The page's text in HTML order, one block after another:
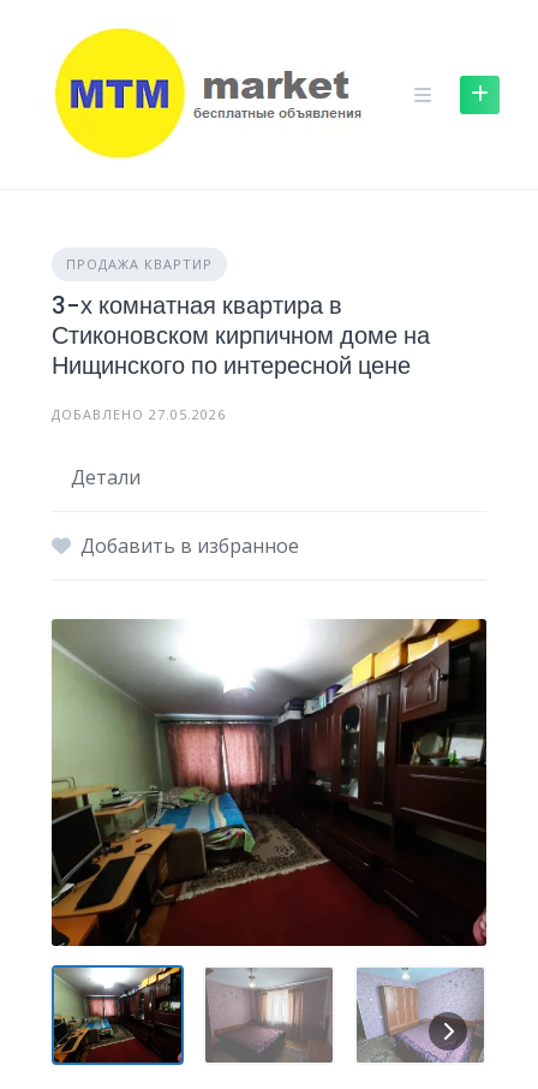
content
ПРОДАЖА КВАРТИР
3-х комнатная квартира в
Стиконовском кирпичном доме на
Нищинского по интересной цене
ДОБАВЛЕНО 27.05.2026
Детали
Добавить в избранное